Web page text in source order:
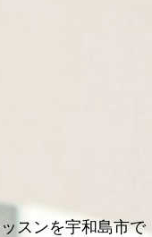
スンを宇和島市で